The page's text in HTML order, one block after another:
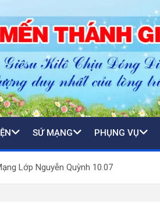
SỨ MẠNG PHỤNG VỤ
Lớp Nguyễn Quỳnh 10.07